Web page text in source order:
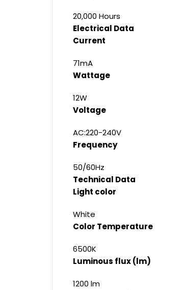
20,000 Hours
Electrical Data
Current
71mA
Wattage
12W
Voltage
AC:220-240V
Frequency
50/60Hz
Technical Data
Light color
White
Color Temperature
6500K
Luminous flux (lm)
1200 lm